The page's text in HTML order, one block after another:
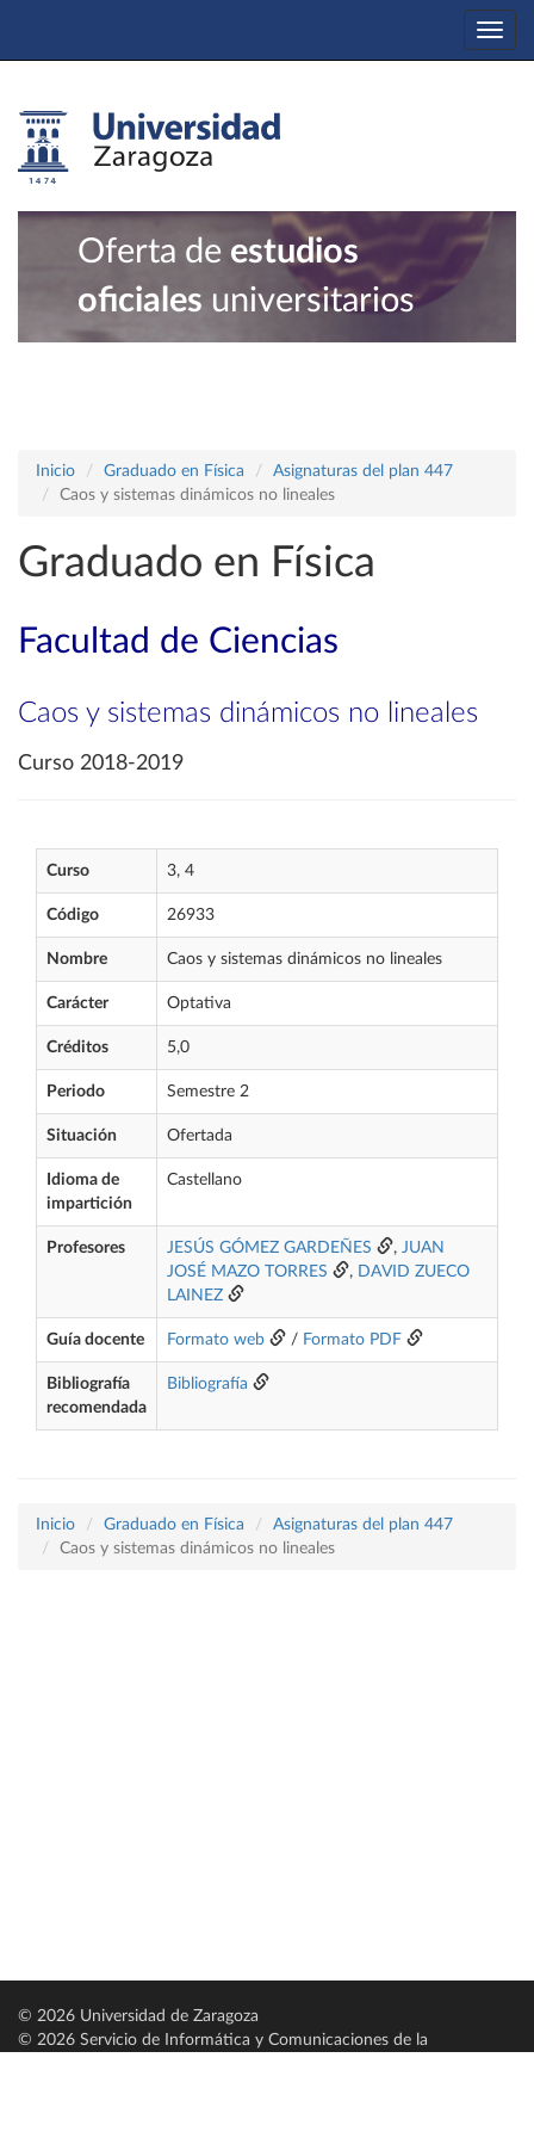
Oferta de estudios
oficiales universitarios
Inicio Graduado en Física
Asignaturas del plan 447
Caos y sistemas dinámicos no lineales
Graduado en Física
Facultad de Ciencias
Caos y sistemas dinámicos no lineales
Curso 2018-2019
Curso 3, 4
Código 26933
Nombre Caos y sistemas dinámicos no lineales
Carácter Optativa
Créditos 5,0
Periodo Semestre 2
Situación Ofertada
Idioma de
impartición
Castellano
Profesores JESÚS GÓMEZ GARDEÑES , JUAN
JOSÉ MAZO TORRES
, DAVID ZUECO
LAINEZ
Guía docente Formato web / Formato PDF
Bibliografía
recomendada
Bibliografía
Inicio Graduado en Física
Asignaturas del plan 447
Caos y sistemas dinámicos no lineales
© 2026 Universidad de Zaragoza
© 2026 Servicio de Informática y Comunicaciones de la